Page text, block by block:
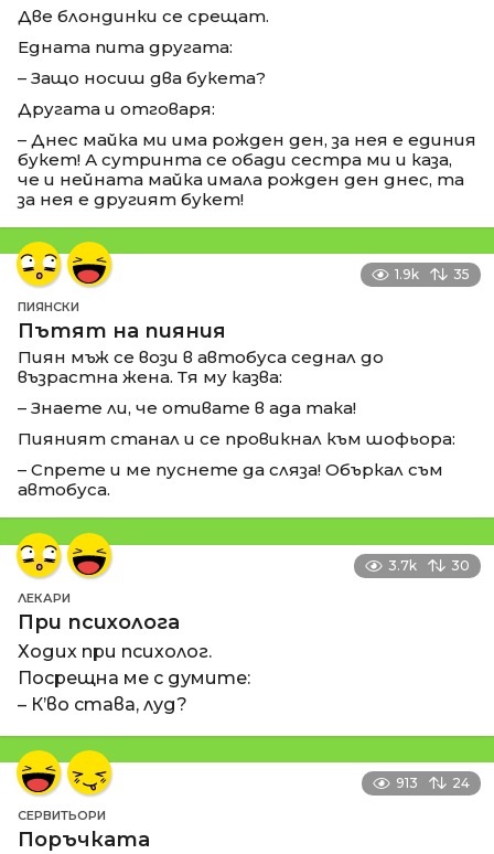
Две блондинки се срещат.
Едната пита другата:
– Защо носиш два букета?
Другата и отговаря:
– Днес майка ми има рожден ден, за нея е единия
букет! А сутринта се обади сестра ми и каза,
че и нейната майка имала рожден ден днес, та
за нея е другият букет!
1.9k 35
ПИЯНСКИ
Пътят на пияния
Пиян мъж се вози в автобуса седнал до
възрастна жена. Тя му казва:
– Знаете ли, че отивате в ада така!
Пияният станал и се провикнал към шофьора:
– Спрете и ме пуснете да сляза! Объркал съм
автобуса.
3.7k 30
ЛЕКАРИ
При психолога
Ходих при психолог.
Посрещна ме с думите:
– К’во става, луд?
913 24
СЕРВИТЬОРИ
Поръчката